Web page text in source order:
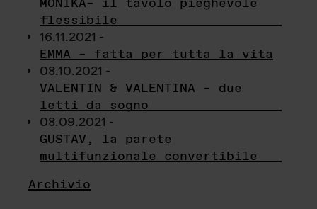
flessibile
16.11.2021 -
EMMA – fatta per tutta la vita
08.10.2021 -
VALENTIN & VALENTINA – due
letti da sogno
08.09.2021 -
GUSTAV, la parete
multifunzionale convertibile
Archivio